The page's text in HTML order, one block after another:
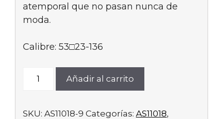
atemporal que no pasan nunca de
moda.
Calibre: 53□23-136
Añadir al carrito
SKU: AS11018-9 Categorías: AS11018,